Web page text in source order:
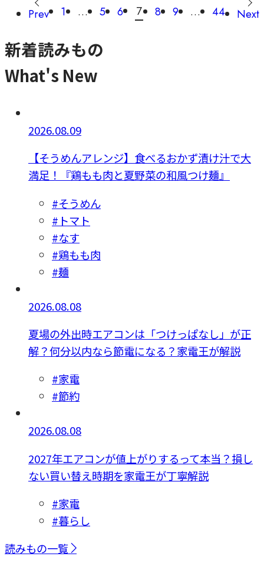
Prev 1 … 5 6 7 8 9 … 44 Next
新着読みもの
What's New
2026.08.09
【そうめんアレンジ】食べるおかず漬け汁で大
満足！『鶏もも肉と夏野菜の和風つけ麺』
#そうめん
#トマト
#なす
#鶏もも肉
#麺
2026.08.08
夏場の外出時エアコンは「つけっぱなし」が正
解？何分以内なら節電になる？家電王が解説
#家電
#節約
2026.08.08
2027年エアコンが値上がりするって本当？損し
ない買い替え時期を家電王が丁寧解説
#家電
#暮らし
読みもの一覧